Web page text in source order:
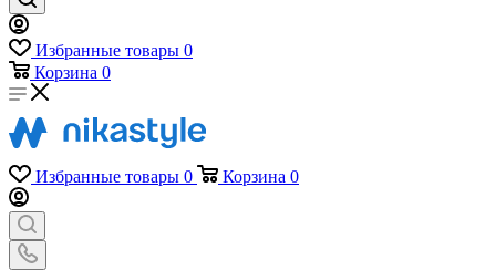
Избранные товары 0
Корзина 0
Избранные товары 0 Корзина 0